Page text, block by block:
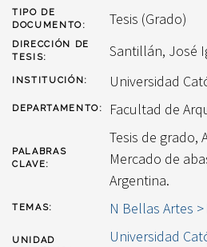
TIPO DE
DOCUMENTO:
Tesis (Grado)
DIRECCIÓN DE
TESIS:
Santillán, José
INSTITUCIÓN: Universidad
DEPARTAMENTO: Facultad de
PALABRAS
CLAVE:
Tesis de grado,
Mercado de
Argentina.
TEMAS: N Bellas Artes
UNIDAD
Universidad